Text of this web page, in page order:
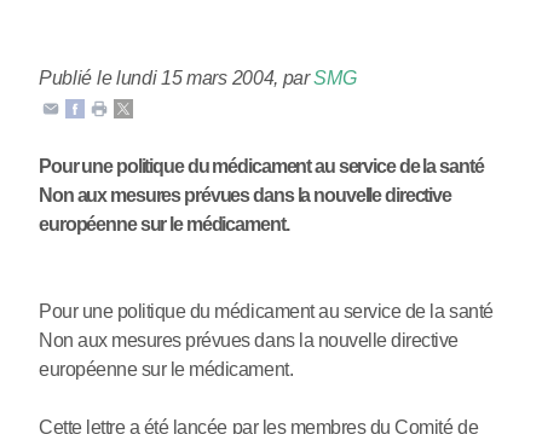
Publié le lundi 15 mars 2004, parSMG
Pour une politique du médicament au service de la santé
Non aux mesures prévues dans la nouvelle directive
européenne sur le médicament.
Pour une politique du médicament au service de la santé
Non aux mesures prévues dans la nouvelle directive
européenne sur le médicament.
Cette lettre a été lancée par les membres du Comité de